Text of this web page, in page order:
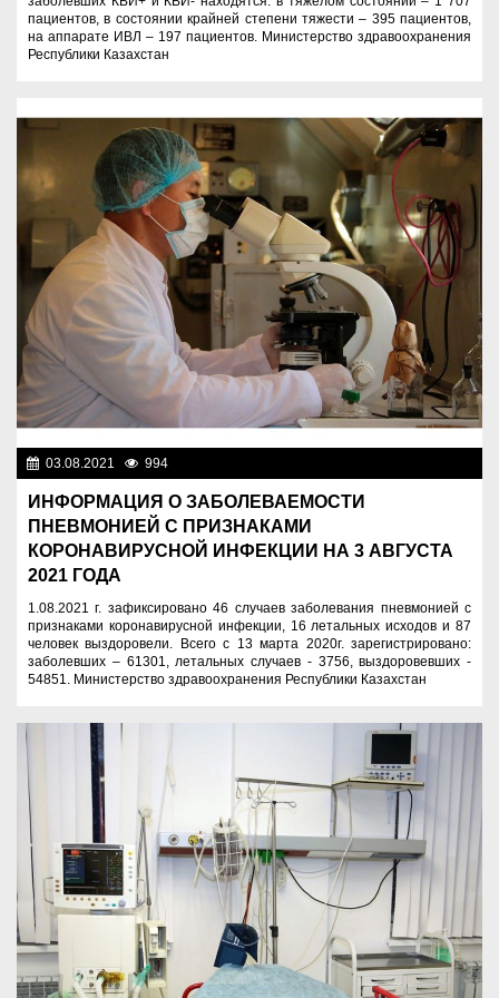
пациентов, в состоянии крайней степени тяжести – 395 пациентов,
на аппарате ИВЛ – 197 пациентов. Министерство здравоохранения
Республики Казахстан
03.08.2021 994
ИНФОРМАЦИЯ О ЗАБОЛЕВАЕМОСТИ
ПНЕВМОНИЕЙ С ПРИЗНАКАМИ
КОРОНАВИРУСНОЙ ИНФЕКЦИИ НА 3 АВГУСТА
2021 ГОДА
1.08.2021 г. зафиксировано 46 случаев заболевания пневмонией с
признаками коронавирусной инфекции, 16 летальных исходов и 87
человек выздоровели. Всего с 13 марта 2020г. зарегистрировано:
заболевших – 61301, летальных случаев - 3756, выздоровевших -
54851. Министерство здравоохранения Республики Казахстан